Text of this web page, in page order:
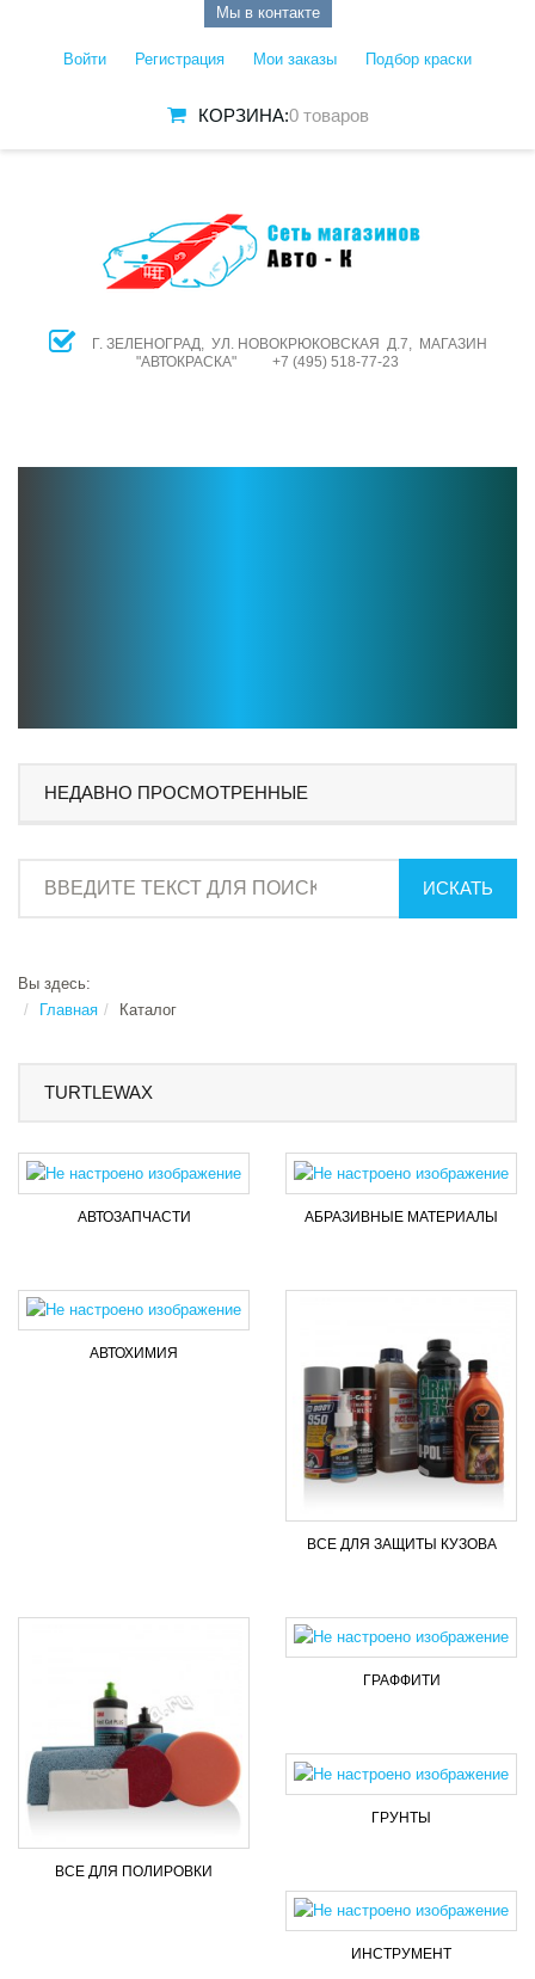
Мы в контакте
Войти Регистрация Мои заказы Подбор краски
КОРЗИНА:0 товаров
Г. ЗЕЛЕНОГРАД, УЛ. НОВОКРЮКОВСКАЯ Д.7, МАГАЗИН
"АВТОКРАСКА" +7 (495) 518-77-23
НЕДАВНО ПРОСМОТРЕННЫЕ
ИСКАТЬ
Вы здесь:
Главная
Каталог
TURTLEWAX
AВТОЗАПЧАСТИ АБРАЗИВНЫЕ МАТЕРИАЛЫ
АВТОХИМИЯ
ВСЕ ДЛЯ ЗАЩИТЫ КУЗОВА
ВСЕ ДЛЯ ПОЛИРОВКИ
ГРАФФИТИ
ГРУНТЫ
ИНСТРУМЕНТ